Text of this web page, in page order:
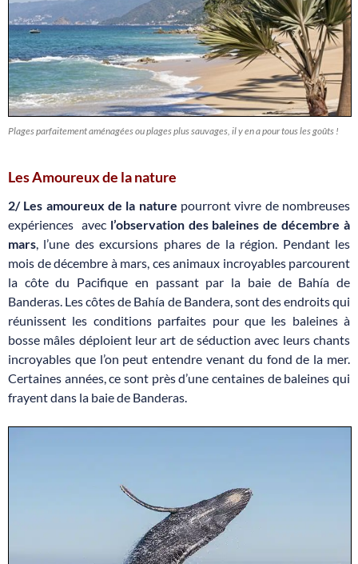
Plages parfaitement aménagées ou plages plus sauvages, il y en a pour tous les goûts !
Les Amoureux de la nature
2/ Les amoureux de la nature pourront vivre de nombreuses
expériences avec l’observation des baleines de décembre à
mars, l’une des excursions phares de la région. Pendant les
mois de décembre à mars, ces animaux incroyables parcourent
la côte du Pacifique en passant par la baie de Bahía de
Banderas. Les côtes de Bahía de Bandera, sont des endroits qui
réunissent les conditions parfaites pour que les baleines à
bosse mâles déploient leur art de séduction avec leurs chants
incroyables que l’on peut entendre venant du fond de la mer.
Certaines années, ce sont près d’une centaines de baleines qui
frayent dans la baie de Banderas.